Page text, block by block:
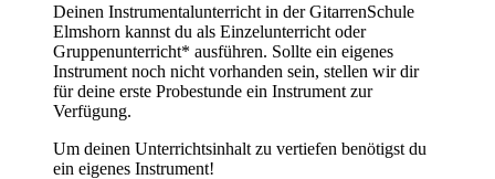
Deinen Instrumentalunterricht in der GitarrenSchule
Elmshorn kannst du als Einzelunterricht oder
Gruppenunterricht* ausführen. Sollte ein eigenes
Instrument noch nicht vorhanden sein, stellen wir dir
für deine erste Probestunde ein Instrument zur
Verfügung.
Um deinen Unterrichtsinhalt zu vertiefen benötigst du
ein eigenes Instrument!